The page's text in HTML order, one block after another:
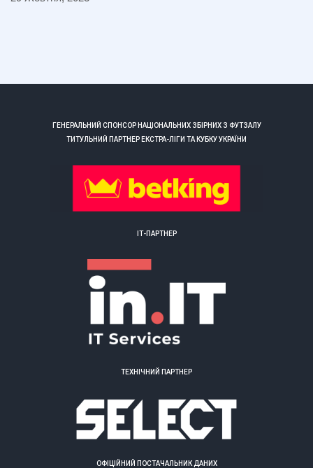
ГЕНЕРАЛЬНИЙ СПОНСОР НАЦІОНАЛЬНИХ ЗБІРНИХ З ФУТЗАЛУ
ТИТУЛЬНИЙ ПАРТНЕР ЕКСТРА-ЛІГИ ТА КУБКУ УКРАЇНИ
ІТ-ПАРТНЕР
ТЕХНІЧНИЙ ПАРТНЕР
ОФІЦІЙНИЙ ПОСТАЧАЛЬНИК ДАНИХ